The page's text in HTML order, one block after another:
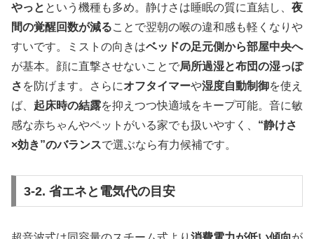
やっと という機種も多め。静けさは睡眠の質に直結し、 夜
間の覚醒回数が減ることで翌朝の喉の違和感も軽くなりや
すいです。ミストの向きはベッドの足元側から部屋中央へ
が基本。顔に直撃させないことで局所過湿と布団の湿っぽ
さ を防げます。さらにオフタイマーや湿度自動制御を使え
ば、 起床時の結露を抑えつつ快適域をキープ可能。音に敏
感な赤ちゃんやペットがいる家でも扱いやすく、 “静けさ
×効き”のバランスで選ぶなら有力候補です。
3-2. 省エネと電気代の目安